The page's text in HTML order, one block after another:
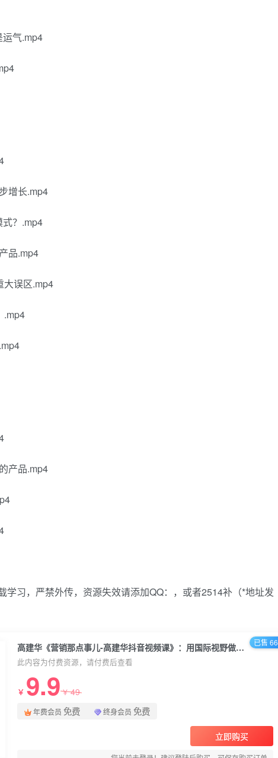
气.mp4
增长.mp4
？.mp4
品.mp4
大误区.mp4
.mp4
产品.mp4
学习，严禁外传，资源失效请添加QQ：，或者2514补（*地址发
高建华《营销那点事儿-高建华抖音视频课》：用国际视野做中国营销
此内容为付费资源，请付费后查看
￥ 9.9￥49
年费会员 免费 终身会员 免费
立即购买
已售 66